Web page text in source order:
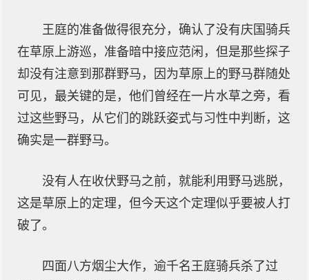
王庭的准备做得很充分，确认了没有庆国骑兵
在草原上游巡，准备暗中接应范闲，但是那些探子
却没有注意到那群野马，因为草原上的野马群随处
可见，最关键的是，他们曾经在一片水草之旁，看
过这些野马，从它们的跳跃姿式与习性中判断，这
确实是一群野马。
没有人在收伏野马之前，就能利用野马逃脱，
这是草原上的定理，但今天这个定理似乎要被人打
破了。
四面八方烟尘大作，逾千名王庭骑兵杀了过